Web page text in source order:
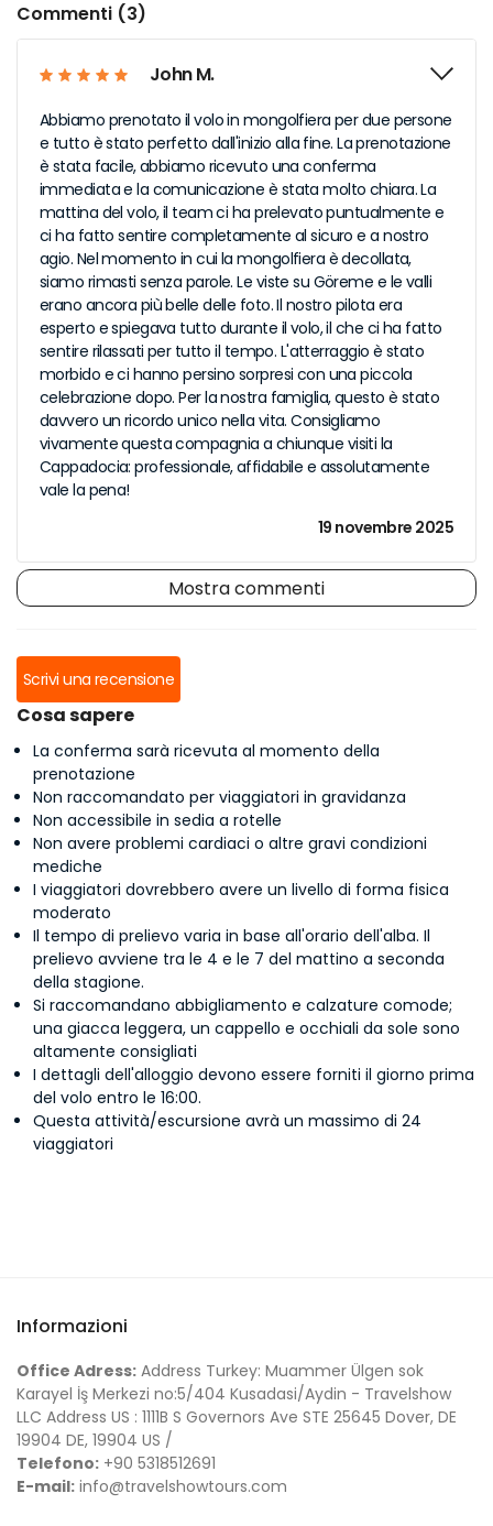
Commenti (3)
John M.
Abbiamo prenotato il volo in mongolfiera per due persone
e tutto è stato perfetto dall'inizio alla fine. La prenotazione
è stata facile, abbiamo ricevuto una conferma
immediata e la comunicazione è stata molto chiara. La
mattina del volo, il team ci ha prelevato puntualmente e
ci ha fatto sentire completamente al sicuro e a nostro
agio. Nel momento in cui la mongolfiera è decollata,
siamo rimasti senza parole. Le viste su Göreme e le valli
erano ancora più belle delle foto. Il nostro pilota era
esperto e spiegava tutto durante il volo, il che ci ha fatto
sentire rilassati per tutto il tempo. L'atterraggio è stato
morbido e ci hanno persino sorpresi con una piccola
celebrazione dopo. Per la nostra famiglia, questo è stato
davvero un ricordo unico nella vita. Consigliamo
vivamente questa compagnia a chiunque visiti la
Cappadocia: professionale, affidabile e assolutamente
vale la pena!
19 novembre 2025
Viviana F.
Blanca A.
Mostra commenti
Scrivi una recensione
Cosa sapere
La conferma sarà ricevuta al momento della
prenotazione
Non raccomandato per viaggiatori in gravidanza
Non accessibile in sedia a rotelle
Non avere problemi cardiaci o altre gravi condizioni
mediche
I viaggiatori dovrebbero avere un livello di forma fisica
moderato
Il tempo di prelievo varia in base all'orario dell'alba. Il
prelievo avviene tra le 4 e le 7 del mattino a seconda
della stagione.
Si raccomandano abbigliamento e calzature comode;
una giacca leggera, un cappello e occhiali da sole sono
altamente consigliati
I dettagli dell'alloggio devono essere forniti il giorno prima
del volo entro le 16:00.
Questa attività/escursione avrà un massimo di 24
viaggiatori
Informazioni
Office Adress: Address Turkey: Muammer Ülgen sok
Karayel İş Merkezi no:5/404 Kusadasi/Aydin - Travelshow
LLC Address US : 1111B S Governors Ave STE 25645 Dover, DE
19904 DE, 19904 US /
Telefono: +90 5318512691
E-mail: info@travelshowtours.com